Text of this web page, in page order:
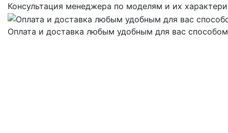
Консультация менеджера по моделям и их
Оплата и доставка любым удобным для вас